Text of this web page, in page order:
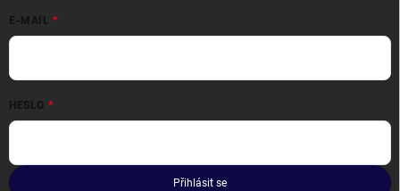
E-MAIL
HESLO
Přihlásit se